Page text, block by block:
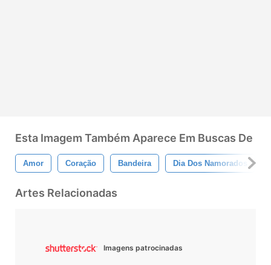
Esta Imagem Também Aparece Em Buscas De
Amor Coração Bandeira Dia Dos Namorados
Artes Relacionadas
Imagens patrocinadas